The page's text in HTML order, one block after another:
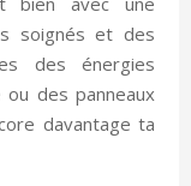
soignés et des
des énergies
des panneaux
davantage ta